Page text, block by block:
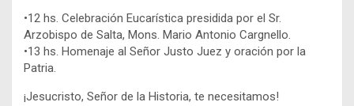
•12 hs. Celebración Eucarística presidida por el Sr.
Arzobispo de Salta, Mons. Mario Antonio Cargnello.
•13 hs. Homenaje al Señor Justo Juez y oración por la
Patria.
¡Jesucristo, Señor de la Historia, te necesitamos!